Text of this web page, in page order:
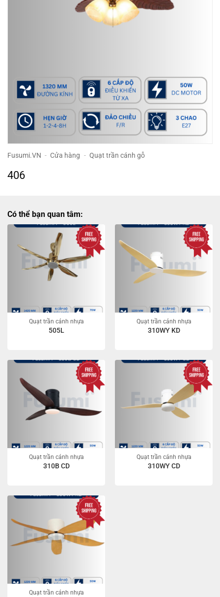
Fusumi.VN - Cửa hàng - Quạt trần cánh gỗ
406
Có thể bạn quan tâm:
Quạt trần cánh nhựa
505L
Quạt trần cánh nhựa
310WY KD
Quạt trần cánh nhựa
310B CD
Quạt trần cánh nhựa
310WY CD
Quạt trần cánh nhựa